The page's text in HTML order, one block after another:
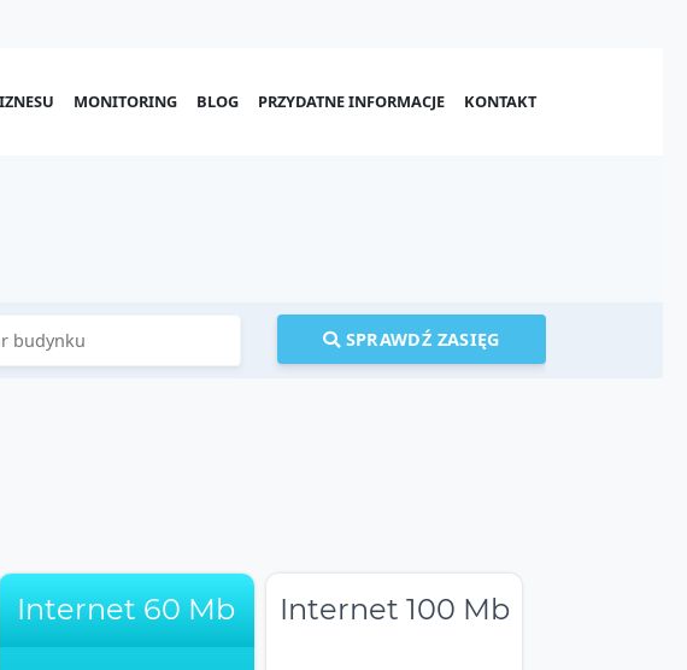
MONITORING BLOG PRZYDATNE INFORMACJE KONTAKT
SPRAWDŹ ZASIĘG
Internet 60 Mb Internet 100 Mb